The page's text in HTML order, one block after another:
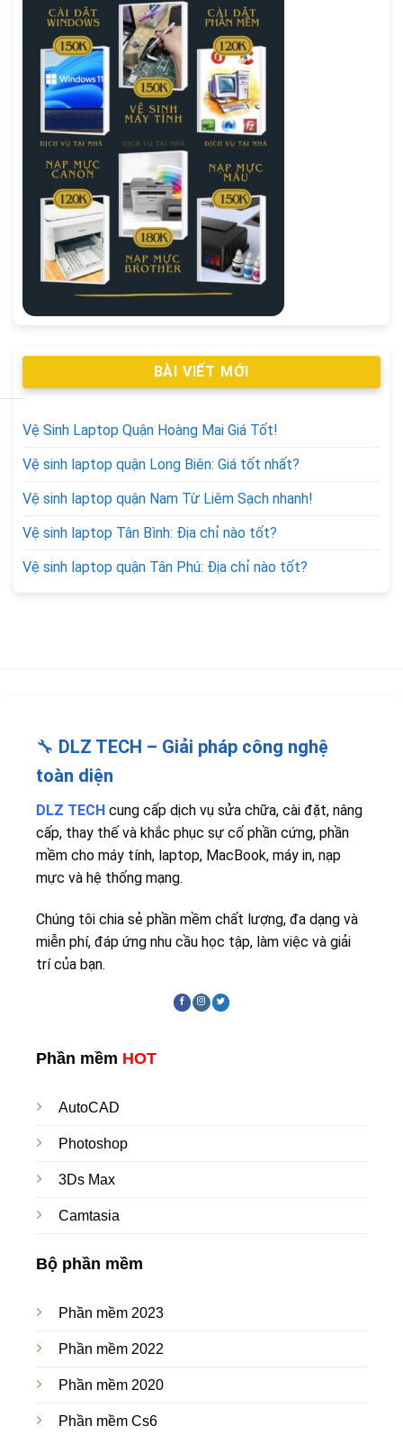
BÀI VIẾT MỚI
Vệ Sinh Laptop Quận Hoàng Mai Giá Tốt!
Vệ sinh laptop quận Long Biên: Giá tốt nhất?
Vệ sinh laptop quận Nam Từ Liêm Sạch nhanh!
Vệ sinh laptop Tân Bình: Địa chỉ nào tốt?
Vệ sinh laptop quận Tân Phú: Địa chỉ nào tốt?
🔧 DLZ TECH – Giải pháp công nghệ
toàn diện
DLZ TECH cung cấp dịch vụ sửa chữa, cài đặt, nâng
cấp, thay thế và khắc phục sự cố phần cứng, phần
mềm cho máy tính, laptop, MacBook, máy in, nạp
mực và hệ thống mạng.
Chúng tôi chia sẻ phần mềm chất lượng, đa dạng và
miễn phí, đáp ứng nhu cầu học tập, làm việc và giải
trí của bạn.
Phần mềm HOT
AutoCAD
Photoshop
3Ds Max
Camtasia
Bộ phần mềm
Phần mềm 2023
Phần mềm 2022
Phần mềm 2020
Phần mềm Cs6